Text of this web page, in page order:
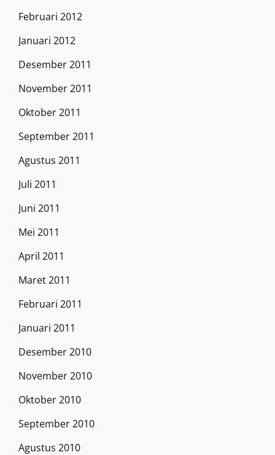
Februari 2012
Januari 2012
Desember 2011
November 2011
Oktober 2011
September 2011
Agustus 2011
Juli 2011
Juni 2011
Mei 2011
April 2011
Maret 2011
Februari 2011
Januari 2011
Desember 2010
November 2010
Oktober 2010
September 2010
Agustus 2010